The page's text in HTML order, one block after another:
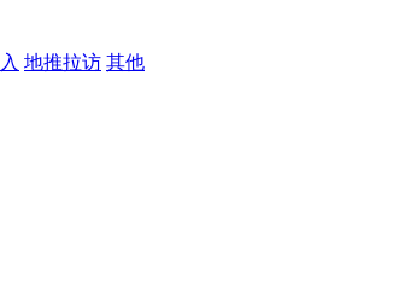
地推拉访 其他